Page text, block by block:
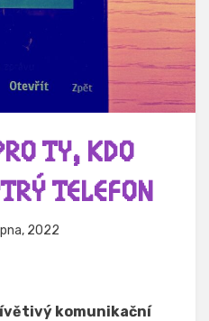
TY, KDO
TELEFON
Hynek Trojánek
2022
komunikační